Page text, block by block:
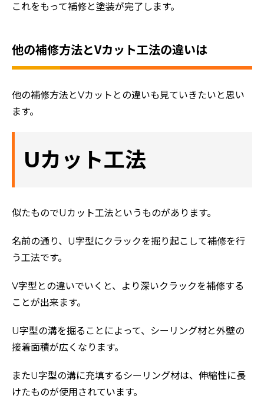
ホーム
会社案内
選ばれる理由
これをもって補修と塗装が完了します。
他の補修方法とVカット工法の違いは
他の補修方法とVカットとの違いも見ていきたいと思い
ます。
Uカット工法
似たものでUカット工法というものがあります。
名前の通り、U字型にクラックを掘り起こして補修を行
う工法です。
V字型との違いでいくと、より深いクラックを補修する
ことが出来ます。
U字型の溝を掘ることによって、シーリング材と外壁の
接着面積が広くなります。
またU字型の溝に充填するシーリング材は、伸縮性に長
けたものが使用されています。